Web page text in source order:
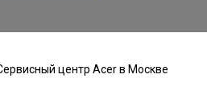
центр Acer в Москве